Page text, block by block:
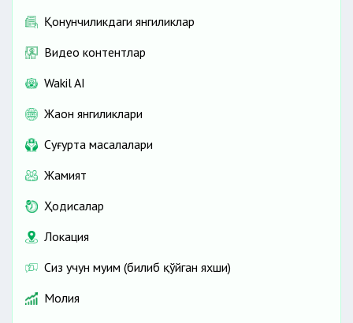
Қонунчиликдаги янгиликлар
Видео контентлар
Wakil AI
Жаҳон янгиликлари
Cуғурта масалалари
Жамият
Ҳодисалар
Локация
Сиз учун муҳим (билиб қўйган яхши)
Молия